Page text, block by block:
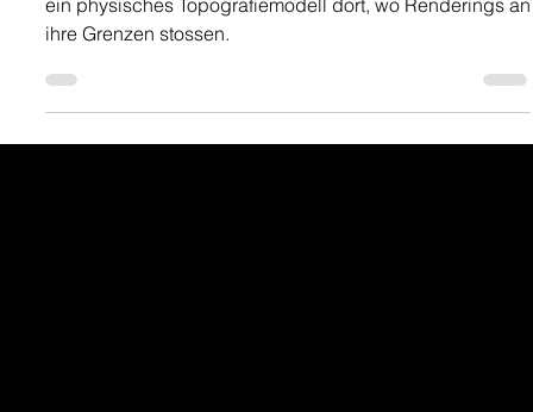
Ein Bauprojekt wirklich begreifbar machen – das leistet
ihre Grenzen stossen.